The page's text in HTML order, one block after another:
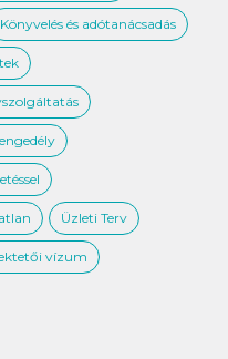
Könyvelés és adótanácsadás
Üzleti Terv
vízum